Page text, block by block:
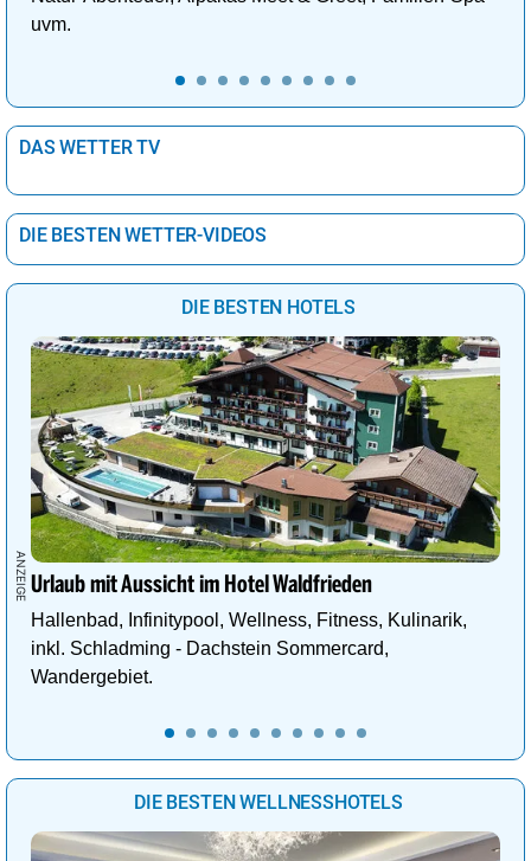
uvm.
DAS WETTER TV
DIE BESTEN WETTER-VIDEOS
DIE BESTEN HOTELS
Urlaub mit Aussicht im Hotel Waldfrieden
Hallenbad, Infinitypool, Wellness, Fitness, Kulinarik,
inkl. Schladming - Dachstein Sommercard,
Wandergebiet.
DIE BESTEN WELLNESSHOTELS